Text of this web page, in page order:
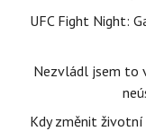
UFC Fight Night:
Nezvládl jsem to
Kdy změnit